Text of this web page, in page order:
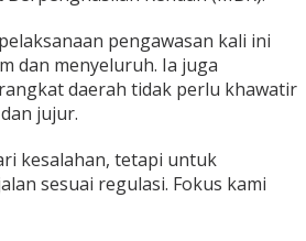
pengawasan kali ini
dan menyeluruh. Ia juga
daerah tidak perlu khawatir
jujur.
kesalahan, tetapi untuk
sesuai regulasi. Fokus kami